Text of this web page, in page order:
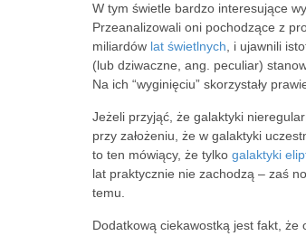
W tym świetle bardzo interesujące
Przeanalizowali oni pochodzące z
miliardów lat świetlnych , i ujawnili
(lub dziwaczne, ang. peculiar)
Na ich “wyginięciu” skorzystały
Jeżeli przyjąć, że galaktyki
przy założeniu, że w galaktyki
to ten mówiący, że tylko galaktyki
lat praktycznie nie zachodzą – zaś
temu.
Dodatkową ciekawostką jest fakt, że